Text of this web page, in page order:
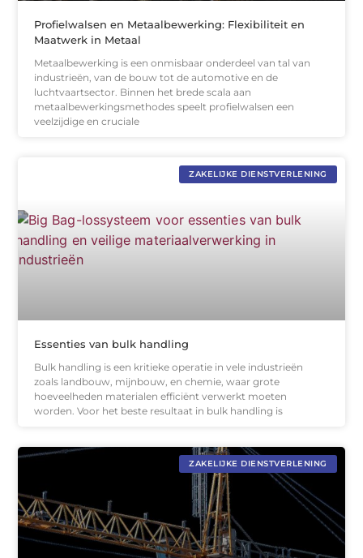
Profielwalsen en Metaalbewerking: Flexibiliteit en
Maatwerk in Metaal
Metaalbewerking is een onmisbaar onderdeel van tal van
industrieën, van de bouw tot de automotive en de
luchtvaartsector. Binnen het brede scala aan
metaalbewerkingsmethodes speelt profielwalsen een
veelzijdige en cruciale
ZAKELIJKE DIENSTVERLENING
Essenties van bulk handling
Bulk handling is een kritieke operatie in vele industrieën
zoals landbouw, mijnbouw, en chemie, waar grote
hoeveelheden materialen efficiënt verwerkt moeten
worden. Voor het beste resultaat in bulk handling is
ZAKELIJKE DIENSTVERLENING